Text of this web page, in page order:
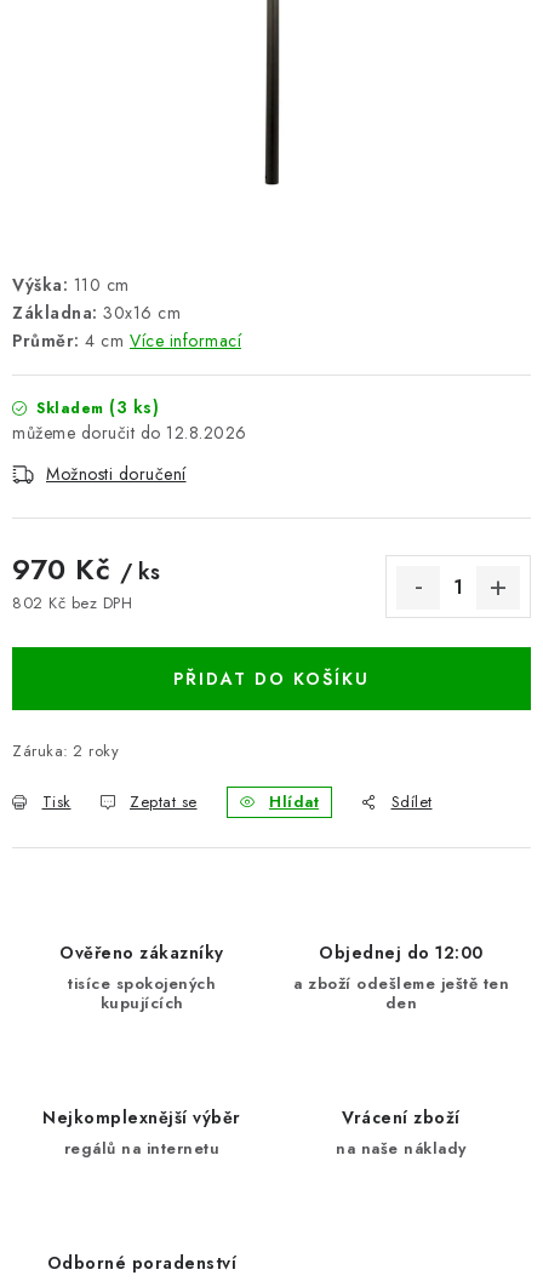
ČASTO KLADENÉ DOTAZY
B2B - VELKOOBCHOD
NAPIŠTE NÁM
BLOG
Odstoupení od kupní smlouvy
Často kladené dotazy
Obchodní a dodací podmínky
Ochrana osobních údajú
Cookies
Bezpečnostní certifikáty
Výška: 110 cm
Základna: 30x16 cm
Průměr: 4 cm Více informací
Skladem (3 ks)
12.8.2026
Možnosti doručení
970 Kč / ks
802 Kč bez DPH
PŘIDAT DO KOŠÍKU
Záruka: 2 roky
Tisk Zeptat se Hlídat Sdílet
Ověřeno zákazníky
tisíce spokojených
kupujících
Objednej do 12:00
a zboží odešleme ještě ten
den
Nejkomplexnější výběr
regálů na internetu
Vrácení zboží
na naše náklady
Odborné poradenství